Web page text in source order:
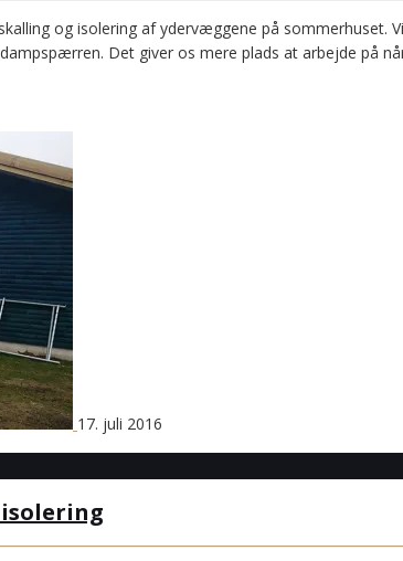
og isolering af ydervæggene på sommerhuset.
Det giver os mere plads at arbejde på
17. juli 2016